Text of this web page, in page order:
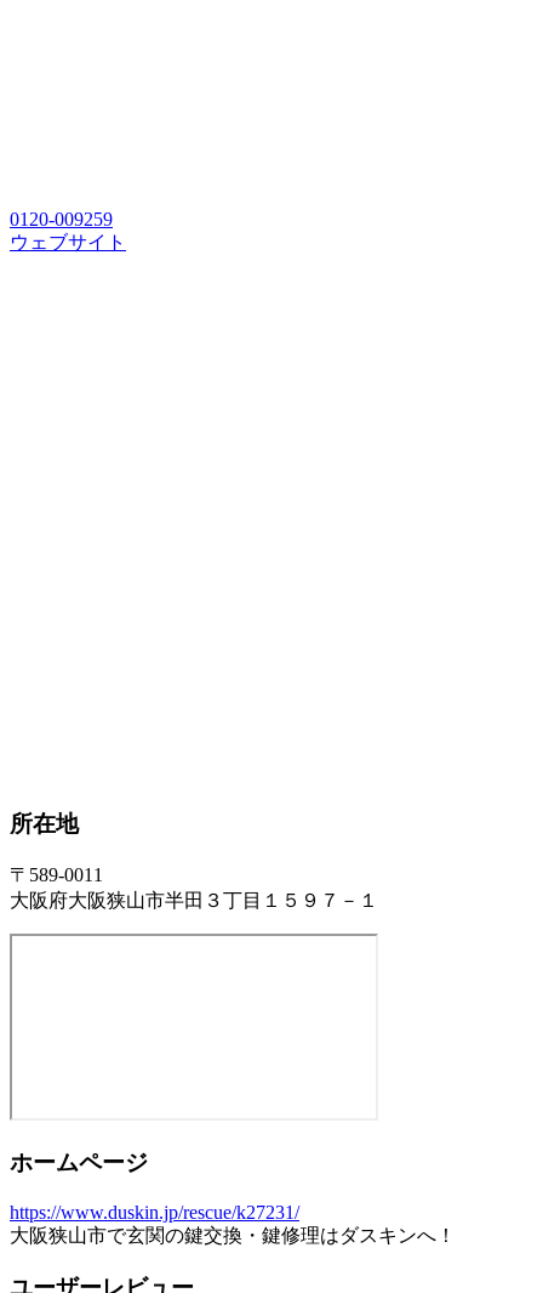
0120-009259
ウェブサイト
所在地
〒589-0011
大阪府大阪狭山市半田３丁目１５９７－１
ホームページ
https://www.duskin.jp/rescue/k27231/
大阪狭山市で玄関の鍵交換・鍵修理はダスキンへ！
ユーザーレビュー